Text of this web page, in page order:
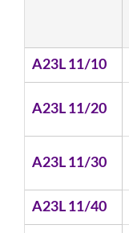
A23L 11/10
A23L 11/20
A23L 11/30
A23L 11/40